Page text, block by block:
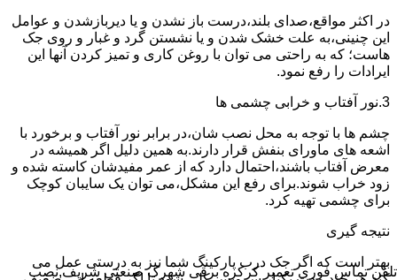
در اکثر مواقع،صدای بلند،درست باز نشدن و یا دیربازشدن و عوامل
این چنینی،به علت خشک شدن و یا نشستن گرد و غبار و روی جک
هاست؛ که به راحتی می توان با روغن کاری و تمیز کردن آنها این
ایرادات را رفع نمود.
3.نور آفتاب و خرابی چشمی ها
چشم ها با توجه به محل نصب شان،در برابر نور آفتاب و برخورد با
اشعه های ماورای بنفش قرار دارند.به همین دلیل اگر همیشه در
معرض آفتاب باشند،احتمال دارد که از عمر مفیدشان کاسته شده و
زود خراب شوند.برای رفع این مشکل،می توان یک سایبان کوچک
برای چشمی تهیه کرد.
نتیجه گیری
بهتر است که اگر جک درب پارکینگ شما نیز به درستی عمل می
تلفن تماس فوریتعمیر کرکره برقی شهرک صنعتی شریف,نصب